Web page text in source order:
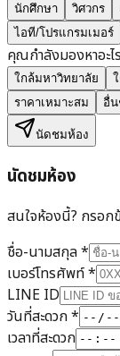
นักศึกษา วิศวกร
ไอที/โปรแกรมเมอร์
คุณกำลังมองหาอะไ
ใกล้มหาวิทยาลัย
ราคาเหมาะสม
อื่น
นัดชมห้อง
นัดชมห้อง
สนใจห้องนี้? กรอก
ชื่อ-นามสกุล*
เบอร์โทรศัพท์*
LINE ID
วันที่สะดวก*
เวลาที่สะดวก